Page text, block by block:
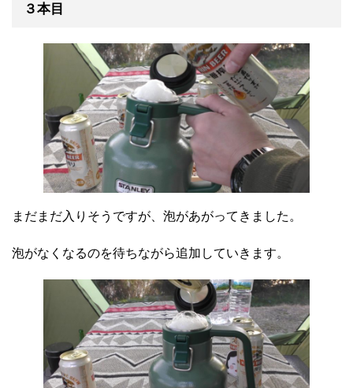
３本目
まだまだ入りそうですが、泡があがってきました。
泡がなくなるのを待ちながら追加していきます。